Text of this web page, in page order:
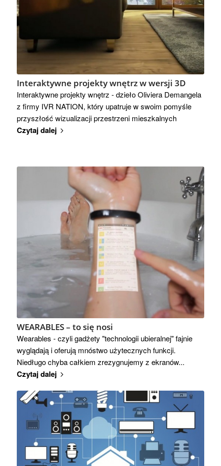
Interaktywne projekty wnętrz w wersji 3D
Interaktywne projekty wnętrz - dzieło Oliviera Demangela
z firmy IVR NATION, który upatruje w swoim pomyśle
przyszłość wizualizacji przestrzeni mieszkalnych
Czytaj dalej
WEARABLES – to się nosi
Wearables - czyli gadżety "technologii ubieralnej" fajnie
wyglądają i oferują mnóstwo użytecznych funkcji.
Niedługo chyba całkiem zrezygnujemy z ekranów...
Czytaj dalej